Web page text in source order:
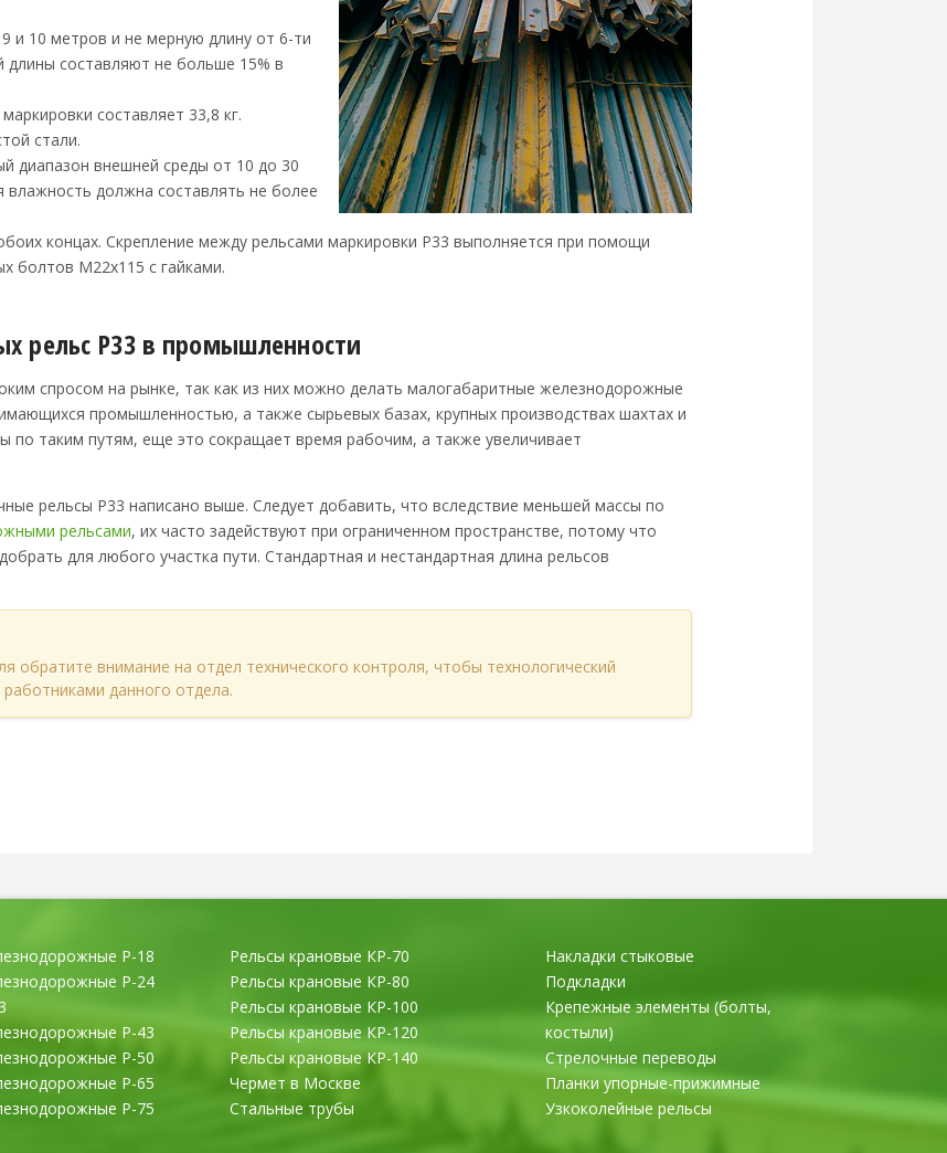
и 10 метров и не мерную длину от 6-ти
составляют не больше 15% в
составляет 33,8 кг.
стали.
диапазон внешней среды от 10 до 30
влажность должна составлять не более
концах. Скрепление между рельсами маркировки Р33 выполняется при помощи
болтов М22х115 с гайками.
рельс Р33 в промышленности
спросом на рынке, так как из них можно делать малогабаритные железнодорожные
промышленностью, а также сырьевых базах, крупных производствах шахтах и
по таким путям, еще это сокращает время рабочим, а также увеличивает
рельсы Р33 написано выше. Следует добавить, что вследствие меньшей массы по
рельсами, их часто задействуют при ограниченном пространстве, потому что
для любого участка пути. Стандартная и нестандартная длина рельсов
обратите внимание на отдел технического контроля, чтобы технологический
данного отдела.
Р-18
Р-24
Р-43
Р-50
Р-65
Р-75
Рельсы крановые КР-70
Рельсы крановые КР-80
Рельсы крановые КР-100
Рельсы крановые КР-120
Рельсы крановые КР-140
Чермет в Москве
Стальные трубы
Накладки стыковые
Подкладки
Крепежные элементы (болты,
костыли)
Стрелочные переводы
Планки упорные-прижимные
Узкоколейные рельсы